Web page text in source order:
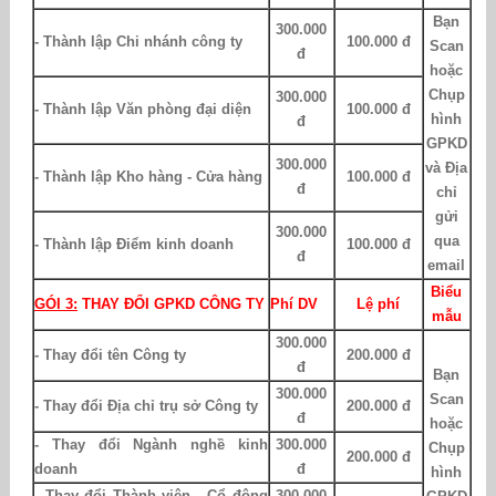
- Thành lập Chi nhánh công ty
300.000
đ
100.000 đ
Bạn
Scan
hoặc
Chụp
hình
GPKD
và Địa
chỉ
gửi
qua
email
- Thành lập Văn phòng đại diện
300.000
đ
100.000 đ
- Thành lập Kho hàng - Cửa hàng
300.000
đ
100.000 đ
- Thành lập Điểm kinh doanh
300.000
đ
100.000 đ
GÓI 3: THAY ĐỔI GPKD CÔNG TY Phí DV Lệ phí
Biểu
mẫu
- Thay đổi tên Công ty
300.000
đ
200.000 đ
Bạn
Scan
hoặc
Chụp
hình
- Thay đổi Địa chỉ trụ sở Công ty
300.000
đ
200.000 đ
- Thay đổi Ngành nghề kinh
doanh
300.000
đ
200.000 đ